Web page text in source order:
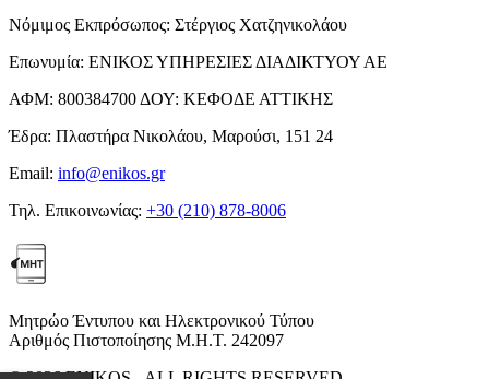
Νόμιμος Εκπρόσωπος: Στέργιος Χατζηνικολάου
Επωνυμία: ΕΝΙΚΟΣ ΥΠΗΡΕΣΙΕΣ ΔΙΑΔΙΚΤΥΟΥ ΑΕ
ΑΦΜ: 800384700 ΔΟΥ: ΚΕΦΟΔΕ ΑΤΤΙΚΗΣ
Έδρα: Πλαστήρα Νικολάου, Μαρούσι, 151 24
Email: info@enikos.gr
Τηλ. Επικοινωνίας: +30 (210) 878-8006
Μητρώο Έντυπου και Ηλεκτρονικού Τύπου
Αριθμός Πιστοποίησης Μ.Η.Τ. 242097